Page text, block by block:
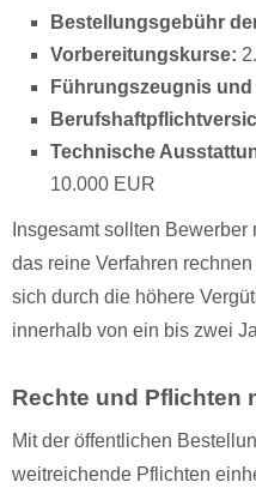
Bestellungsgebühr
Vorbereitungskurse:
Führungszeugnis
Technische
10.000 EUR
Insgesamt sollten Bewerber
das reine Verfahren
sich durch die höhere
innerhalb von ein bis zwei
Rechte und Pflichten
Mit der öffentlichen
weitreichende Pflichten